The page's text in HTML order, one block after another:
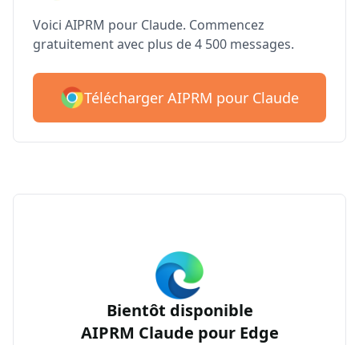
Voici AIPRM pour Claude. Commencez
gratuitement avec plus de 4 500 messages.
Télécharger AIPRM pour Claude
Bientôt disponible
AIPRM Claude pour Edge